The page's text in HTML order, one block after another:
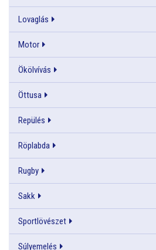
Lovaglás
Motor
Ökölvívás
Öttusa
Repülés
Röplabda
Rugby
Sakk
Sportlövészet
Súlyemelés